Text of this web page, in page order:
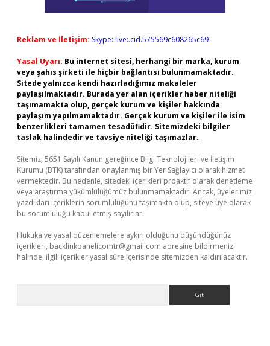
Reklam ve İletişim: Skype: live:.cid.575569c608265c69
Yasal Uyarı: Bu internet sitesi, herhangi bir marka, kurum
veya şahıs şirketi ile hiçbir bağlantısı bulunmamaktadır.
Sitede yalnızca kendi hazırladığımız makaleler
paylaşılmaktadır. Burada yer alan içerikler haber niteliği
taşımamakta olup, gerçek kurum ve kişiler hakkında
paylaşım yapılmamaktadır. Gerçek kurum ve kişiler ile isim
benzerlikleri tamamen tesadüfidir. Sitemizdeki bilgiler
taslak halindedir ve tavsiye niteliği taşımazlar.
Sitemiz, 5651 Sayılı Kanun gereğince Bilgi Teknolojileri ve İletişim
Kurumu (BTK) tarafından onaylanmış bir Yer Sağlayıcı olarak hizmet
vermektedir. Bu nedenle, sitedeki içerikleri proaktif olarak denetleme
veya araştırma yükümlülüğümüz bulunmamaktadır. Ancak, üyelerimiz
yazdıkları içeriklerin sorumluluğunu taşımakta olup, siteye üye olarak
bu sorumluluğu kabul etmiş sayılırlar.
Hukuka ve yasal düzenlemelere aykırı olduğunu düşündüğünüz
içerikleri, backlinkpanelicomtr@gmail.com adresine bildirmeniz
halinde, ilgili içerikler yasal süre içerisinde sitemizden kaldırılacaktır.